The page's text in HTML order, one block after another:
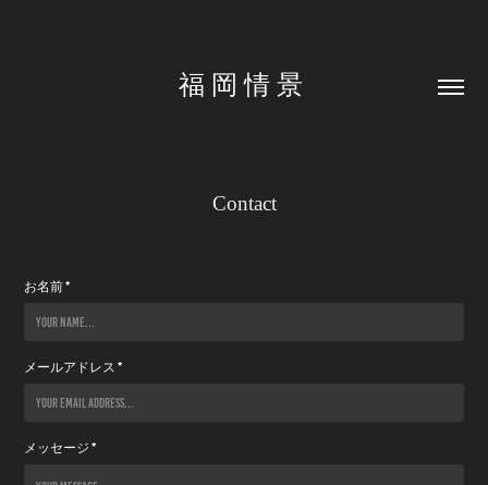
福 岡 情 景
Contact
お名前 *
メールアドレス *
メッセージ *